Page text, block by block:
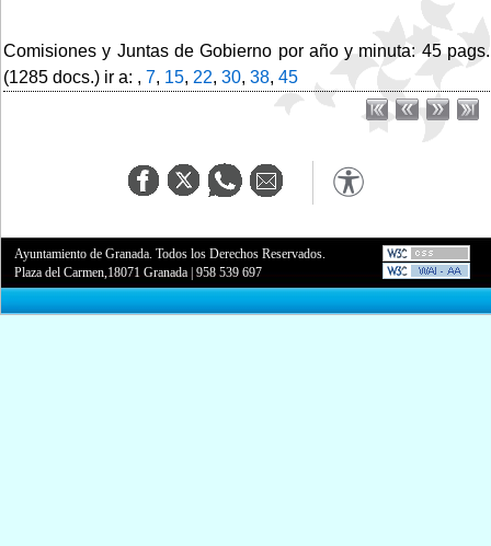
Comisiones y Juntas de Gobierno por año y minuta: 45 pags.
(1285 docs.) ir a: , 7, 15, 22, 30, 38, 45
Ayuntamiento de Granada. Todos los Derechos Reservados.
Plaza del Carmen,18071 Granada |958 539 697